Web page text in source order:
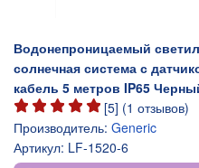
Водонепроницаемый
солнечная система с
кабель 5 метров IP65
[5] (1 отзывов)
Производитель: Generic
Артикул: LF-1520-6